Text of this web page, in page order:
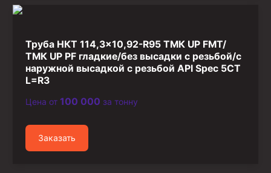
Труба НКТ 114,3×10,92-R95 ТМК UP FMT/
ТМК UP PF гладкие/без высадки с резьбой/с
наружной высадкой с резьбой API Spec 5CT
L=R3
Цена от 100 000 за тонну
Заказать